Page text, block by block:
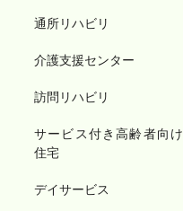
通所リハビリ
介護支援センター
訪問リハビリ
サービス付き高齢者向け
住宅
デイサービス